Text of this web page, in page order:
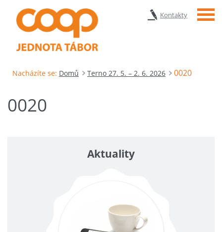
Kontakty Menu
Nacházíte se: Domů Terno 27. 5. – 2. 6. 2026 0020
0020
Aktuality